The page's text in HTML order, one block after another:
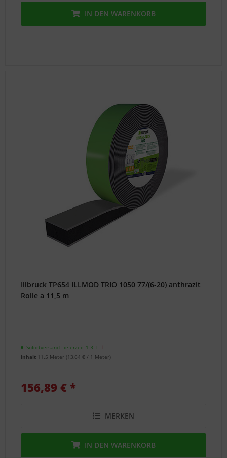
IN DEN WARENKORB
Illbruck TP654 ILLMOD TRIO 1050 77/(6-20) anthrazit
Rolle a 11,5 m
Sofortversand Lieferzeit 1-3 T- ℹ -
Inhalt 11.5 Meter(13,64 € / 1 Meter)
156,89 € *
MERKEN
IN DEN WARENKORB